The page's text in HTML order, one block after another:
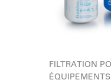
FILTRATION
ÉQUIPEMENTS